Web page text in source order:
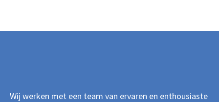
Wij werken met een team van ervaren en enthousiaste